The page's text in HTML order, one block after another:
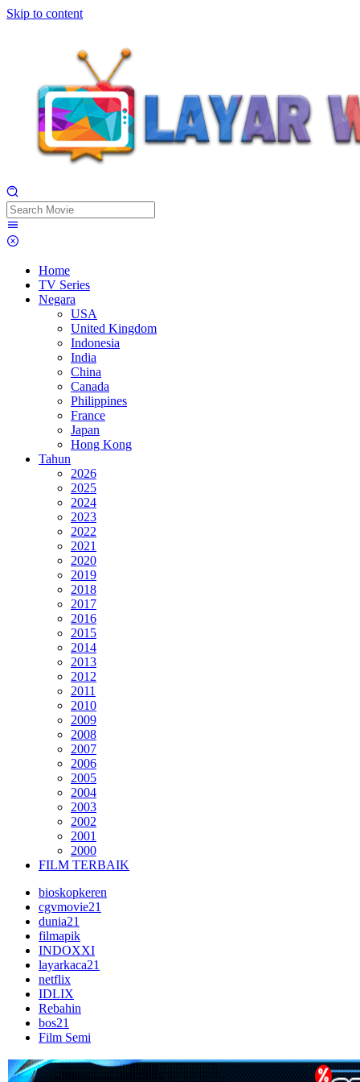
Skip to content
Home
TV Series
Negara
USA
United Kingdom
Indonesia
India
China
Canada
Philippines
France
Japan
Hong Kong
Tahun
2026
2025
2024
2023
2022
2021
2020
2019
2018
2017
2016
2015
2014
2013
2012
2011
2010
2009
2008
2007
2006
2005
2004
2003
2002
2001
2000
FILM TERBAIK
bioskopkeren
cgvmovie21
dunia21
filmapik
INDOXXI
layarkaca21
netflix
IDLIX
Rebahin
bos21
Film Semi